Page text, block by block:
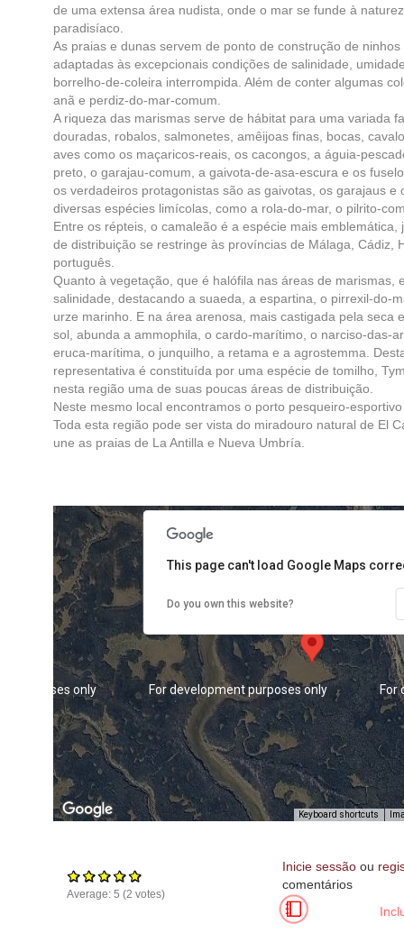
de uma extensa área nudista, onde o mar se funde à
paradisíaco.
As praias e dunas servem de ponto de construção de
adaptadas às excepcionais condições de salinidade,
borrelho-de-coleira interrompida. Além de conter algumas
anã e perdiz-do-mar-comum.
A riqueza das marismas serve de hábitat para uma variada
douradas, robalos, salmonetes, amêijoas finas, bocas,
aves como os maçaricos-reais, os cacongos, a águia-
preto, o garajau-comum, a gaivota-de-asa-escura e os
os verdadeiros protagonistas são as gaivotas, os garajaus e
diversas espécies limícolas, como a rola-do-mar, o pilrito-
Entre os répteis, o camaleão é a espécie mais
de distribuição se restringe às províncias de Málaga, Cádiz,
português.
Quanto à vegetação, que é halófila nas áreas de marismas,
salinidade, destacando a suaeda, a espartina, o pirrexil-do-
urze marinho. E na área arenosa, mais castigada pela seca
sol, abunda a ammophila, o cardo-marítimo, o narciso-das-
eruca-marítima, o junquilho, a retama e a agrostemma.
representativa é constituída por uma espécie de tomilho,
nesta região uma de suas poucas áreas de distribuição.
Neste mesmo local encontramos o porto pesqueiro-
Toda esta região pode ser vista do miradouro natural de El
une as praias de La Antilla e Nueva Umbría.
For development purposes only
For
For
purposes only
For development purposes only
Keyboard shortcuts
This page can't load Google Maps
Do you own this website?
Average: 5 (2 votes)
Inicie sessão ou
comentários